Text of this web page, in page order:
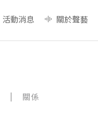
活動消息 關於聲藝
| 關係